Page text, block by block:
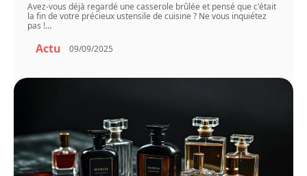
Avez-vous déjà regardé une casserole brûlée et pensé que c'était
la fin de votre précieux ustensile de cuisine ? Ne vous inquiétez
pas !…
Actu 09/09/2025